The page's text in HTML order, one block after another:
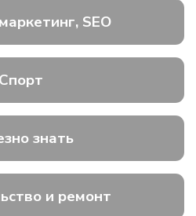
SEO
Спорт
знать
и ремонт